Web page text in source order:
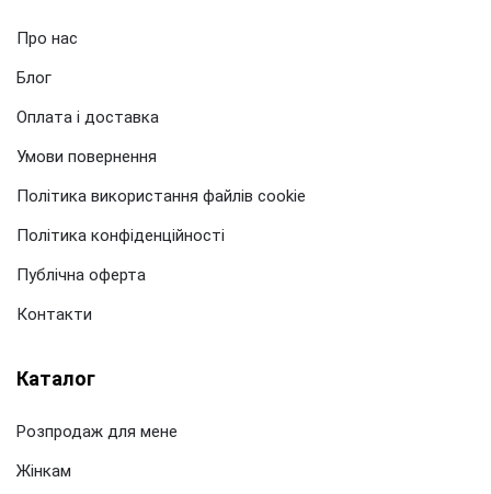
Про нас
Блог
Оплата і доставка
Умови повернення
Політика використання файлів cookie
Політика конфіденційності
Публічна оферта
Контакти
Каталог
Розпродаж для мене
Жінкам